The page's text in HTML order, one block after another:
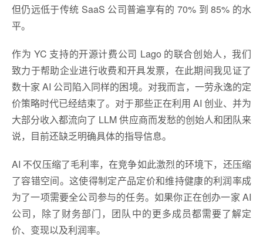
但仍远低于传统 SaaS 公司普遍享有的 70% 到 85% 的水
平。
作为 YC 支持的开源计费公司 Lago 的联合创始人，我们
致力于帮助企业进行收费和开具发票，在此期间我见证了
数十家 AI 公司陷入同样的困境。对我而言，一劳永逸的定
价策略时代已经结束了。对于那些正在利用 AI 创业、并为
大部分收入都流向了 LLM 供应商而发愁的创始人和团队来
说，目前还缺乏明确具体的指导信息。
AI 不仅压缩了毛利率，在竞争如此激烈的环境下，还压缩
了容错空间。这使得制定产品定价和维持健康的利润率成
为了一项需要全公司参与的任务。如果你正在创办一家 AI
公司，除了财务部门，团队中的更多成员都需要了解定
价、变现以及利润率。